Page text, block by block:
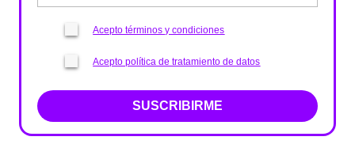
Acepto términos y condiciones
Acepto política de tratamiento de datos
SUSCRIBIRME